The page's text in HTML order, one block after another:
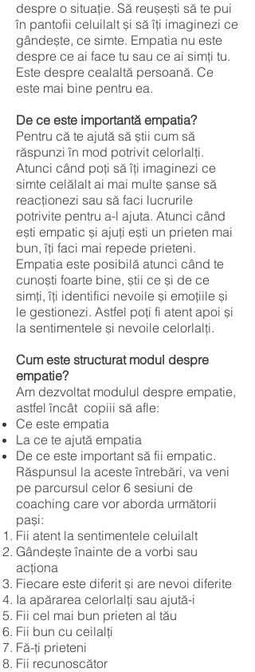
despre o situație. Să reușești să te pui
în pantofii celuilalt și să îți imaginezi ce
gândește, ce simte. Empatia nu este
despre ce ai face tu sau ce ai simți tu.
Este despre cealaltă persoană. Ce
este mai bine pentru ea.
De ce este importantă empatia?
Pentru că te ajută să știi cum să
răspunzi în mod potrivit celorlalți.
Atunci când poți să îți imaginezi ce
simte celălalt ai mai multe șanse să
reacționezi sau să faci lucrurile
potrivite pentru a-l ajuta. Atunci când
ești empatic și ajuți ești un prieten mai
bun, îți faci mai repede prieteni.
Empatia este posibilă atunci când te
cunoști foarte bine, știi ce și de ce
simți, îți identifici nevoile și emoțiile și
le gestionezi. Astfel poți fi atent apoi și
la sentimentele și nevoile celorlalți.
Cum este structurat modul despre
empatie?
Am dezvoltat modulul despre empatie,
astfel încât copiii să afle:
Ce este empatia
La ce te ajută empatia
De ce este important să fii empatic.
Răspunsul la aceste întrebări, va veni
pe parcursul celor 6 sesiuni de
coaching care vor aborda următorii
pași:
Fii atent la sentimentele celuilalt
Gândește înainte de a vorbi sau
acționa
Fiecare este diferit și are nevoi diferite
Ia apărarea celorlalți sau ajută-i
Fii cel mai bun prieten al tău
Fii bun cu ceilalți
Fă-ți prieteni
Fii recunoscător